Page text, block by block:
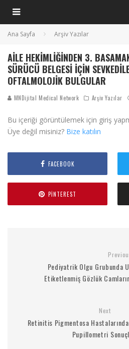
Ana Sayfa Arşiv Yazılar
AILE HEKIMLIĞINDEN 3.
SÜRÜCÜ BELGESI IÇIN
OFTALMOLOJIK BULGULAR
MNDijital Medical Network Arşiv Yazılar
Bu içeriği görüntülemek için giriş
Üye değil misiniz? Bize katılın
FACEBOOK
PINTEREST
Pediyatrik Olgu Grubunda
Etiketlenmiş Gözlük
Next
Retinitis Pigmentosa
Pupillometri